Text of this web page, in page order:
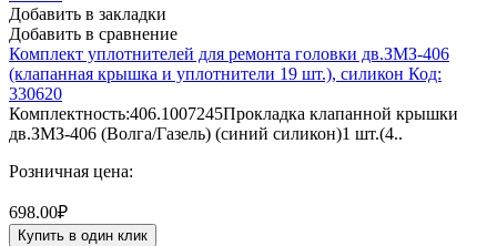
Добавить в закладки
Добавить в сравнение
Комплект уплотнителей для ремонта головки дв.ЗМЗ-406
(клапанная крышка и уплотнители 19 шт.), силикон Код:
330620
Комплектность:406.1007245Прокладка клапанной крышки
дв.ЗМЗ-406 (Волга/Газель) (синий силикон)1 шт.(4..
Розничная цена:
698.00₽
Купить в один клик